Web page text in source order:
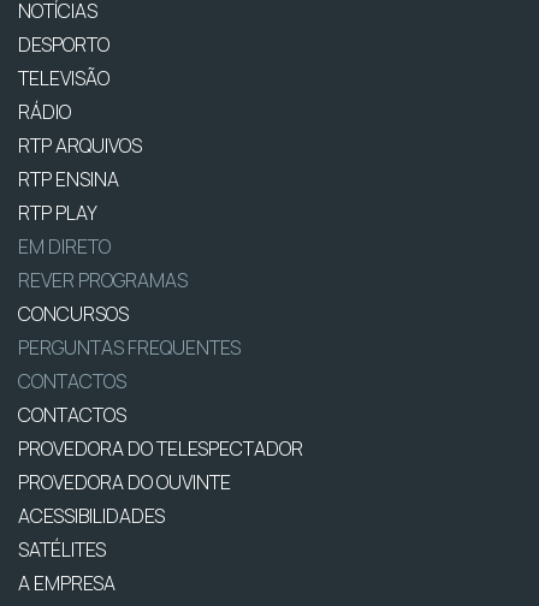
NOTÍCIAS
DESPORTO
TELEVISÃO
RÁDIO
RTP ARQUIVOS
RTP ENSINA
RTP PLAY
EM DIRETO
REVER PROGRAMAS
CONCURSOS
PERGUNTAS FREQUENTES
CONTACTOS
CONTACTOS
PROVEDORA DO TELESPECTADOR
PROVEDORA DO OUVINTE
ACESSIBILIDADES
SATÉLITES
A EMPRESA